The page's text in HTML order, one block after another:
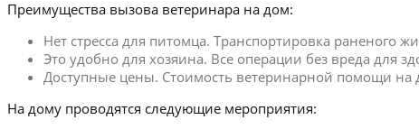
Преимущества вызова ветеринара на дом:
Нет стресса для питомца. Транспортировка раненого
Это удобно для хозяина. Все операции без вреда для
Доступные цены. Стоимость ветеринарной помощи на
На дому проводятся следующие мероприятия: